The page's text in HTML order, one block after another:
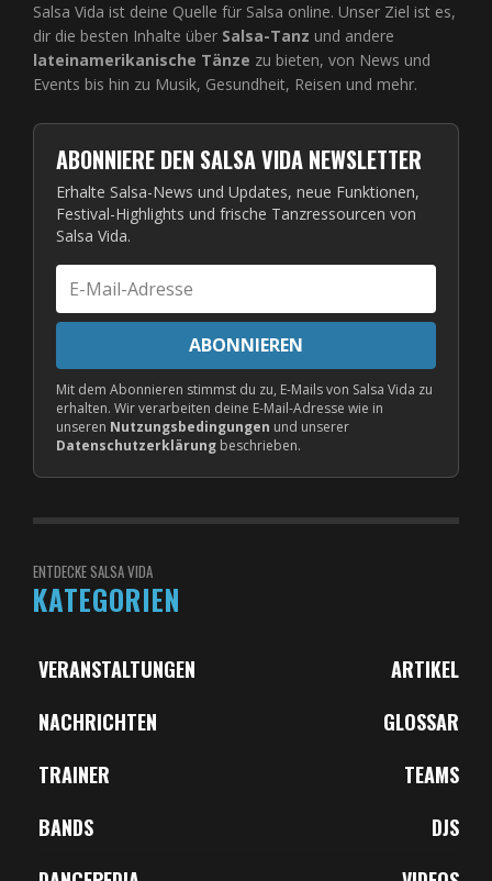
Salsa Vida ist deine Quelle für Salsa online. Unser Ziel ist es,
dir die besten Inhalte über Salsa-Tanz und andere
lateinamerikanische Tänze zu bieten, von News und
Events bis hin zu Musik, Gesundheit, Reisen und mehr.
ABONNIERE DEN SALSA VIDA NEWSLETTER
Erhalte Salsa-News und Updates, neue Funktionen,
Festival-Highlights und frische Tanzressourcen von
Salsa Vida.
E-
Mail-
Adresse
ABONNIEREN
Mit dem Abonnieren stimmst du zu, E-Mails von Salsa Vida zu
erhalten. Wir verarbeiten deine E-Mail-Adresse wie in
unseren Nutzungsbedingungen und unserer
Datenschutzerklärung beschrieben.
ENTDECKE SALSA VIDA
KATEGORIEN
ARTIKEL
VERANSTALTUNGEN
GLOSSAR
NACHRICHTEN
TEAMS
TRAINER
DJS
BANDS